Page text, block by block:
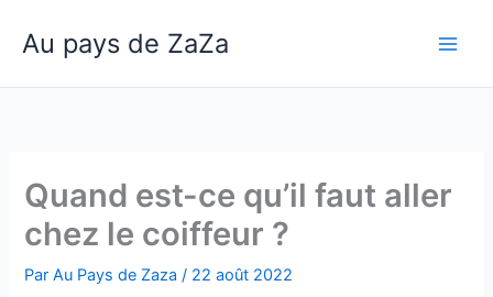
Au pays de ZaZa
Quand est-ce qu’il faut aller
chez le coiffeur ?
ParAu Pays de Zaza/ 22 août 2022